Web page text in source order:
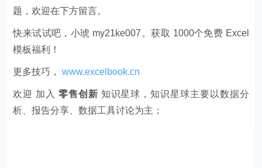
题，欢迎在下方留言。
快来试试吧，小琥 my21ke007。获取 1000个免费 Excel
模板福利​​​​！
更多技巧，www.excelbook.cn
欢迎 加入 零售创新 知识星球，知识星球主要以数据分
析、报告分享、数据工具讨论为主；